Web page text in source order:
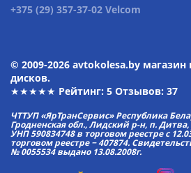
+375 (29) 357-37-02 Velcom
© 2009-2026 avtokolesa.by
дисков.
★★★★★ Рейтинг: 5 Отзывов: 37
ЧТТУП «ЯрТранСервис» Республика
Гродненская обл., Лидский р-н, п.
УНП 590834748 в торговом реестре с
торговом реестре − 407874.
№ 0055534 выдано 13.08.2008г.